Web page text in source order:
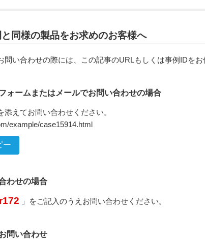
同様の製品をお求めのお客様へ
問い合わせの際には、この記事のURLもしくは事例IDをお
ォームまたはメールでお問い合わせの場合
添えてお問い合わせください。
example/case15914.html
ー
わせの場合
」をご記入のうえお問い合わせください。
問い合わせ